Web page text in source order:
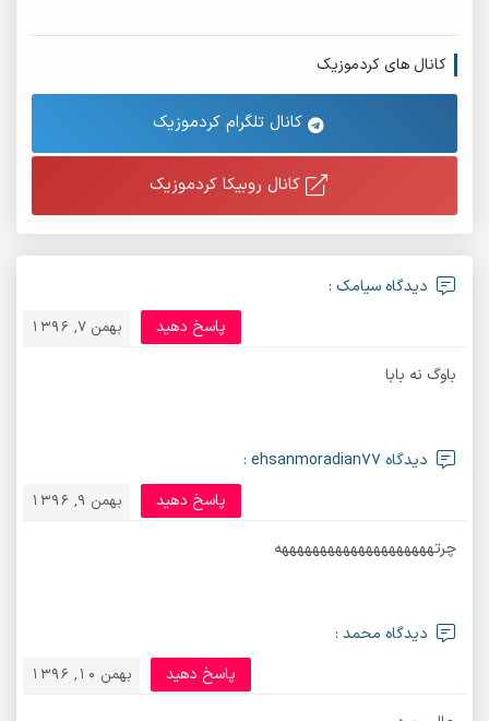
کانال های کردموزیک
کانال تلگرام کردموزیک
کانال روبیکا کردموزیک
دیدگاه سیامک :
بهمن 7, 1396 پاسخ دهید
باوگ نه بابا
دیدگاه ehsanmoradian77 :
بهمن 9, 1396 پاسخ دهید
چرتههههههههههههههههههههه
دیدگاه محمد :
بهمن 10, 1396 پاسخ دهید